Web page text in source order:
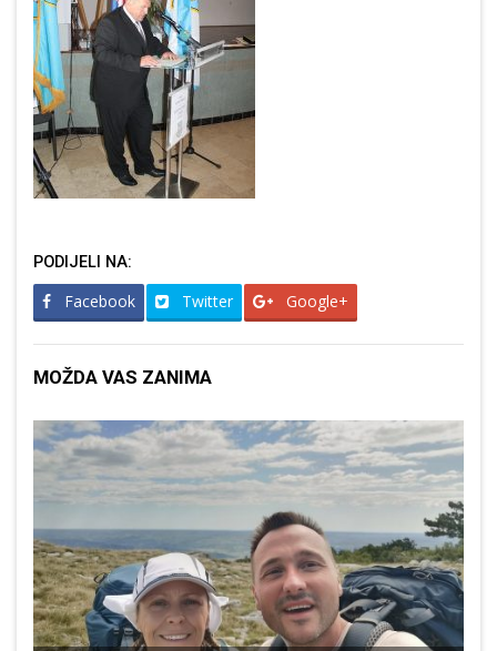
PODIJELI NA:
Facebook Twitter Google+
MOŽDA VAS ZANIMA